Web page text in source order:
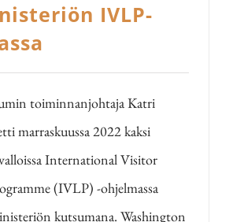
IVLP-
toiminnanjohtaja Katri
marraskuussa 2022 kaksi
International Visitor
(IVLP) -ohjelmassa
kutsumana. Washington